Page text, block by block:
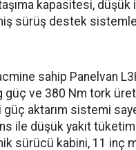
kapasitesi, düşük
sürüş destek
sahip Panelvan
güç ve 380 Nm tork
aktarım sistemi
ile düşük yakıt
sürücü kabini, 11 inç